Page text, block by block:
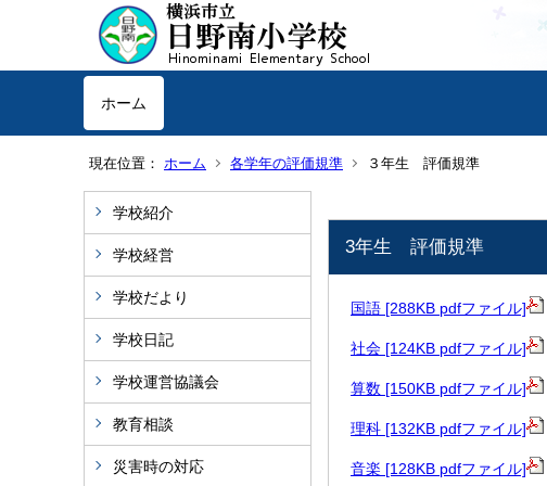
ホーム
現在位置： ホーム 各学年の評価規準 ３年生 評価規準
学校紹介
学校経営
学校だより
学校日記
学校運営協議会
教育相談
災害時の対応
3年生 評価規準
国語 [288KB pdfファイル]
社会 [124KB pdfファイル]
算数 [150KB pdfファイル]
理科 [132KB pdfファイル]
音楽 [128KB pdfファイル]